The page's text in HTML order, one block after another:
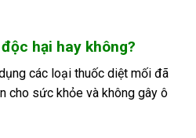
hại hay không?
các loại thuốc diệt mối đã
cho sức khỏe và không gây ô